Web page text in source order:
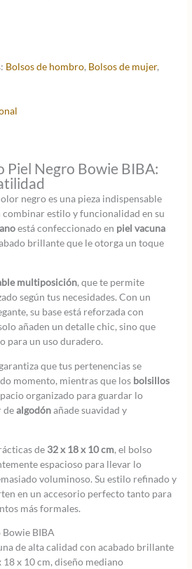
Bolsos de hombro, Bolsos de mujer,
Piel Negro Bowie BIBA:
negro es una pieza indispensable
combinar estilo y funcionalidad en su
está confeccionado en piel vacuna
brillante que le otorga un toque
multiposición, que te permite
según tus necesidades. Con un
su base está reforzada con
añaden un detalle chic, sino que
para un uso duradero.
garantiza que tus pertenencias se
momento, mientras que los bolsillos
organizado para guardar lo
dealgodónañade suavidad y
de 32 x 18 x 10 cm, el bolso
espacioso para llevar lo
voluminoso. Su estilo refinado y
en un accesorio perfecto tanto para
más formales.
BIBA
de alta calidad con acabado brillante
x 10 cm, diseño mediano